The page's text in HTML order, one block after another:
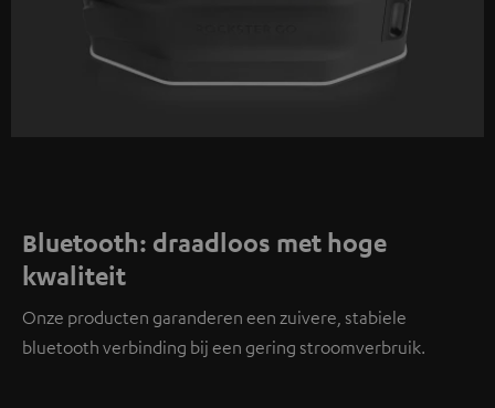
Bluetooth: draadloos met hoge
kwaliteit
Onze producten garanderen een zuivere, stabiele
bluetooth verbinding bij een gering stroomverbruik.